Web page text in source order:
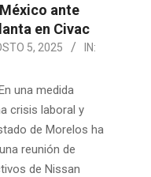
ante
en Civac
5, 2025
IN:
una medida
crisis laboral y
de Morelos ha
reunión de
de Nissan